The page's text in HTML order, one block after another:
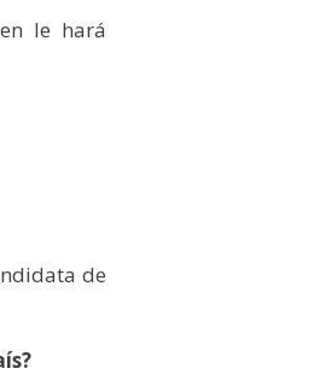
le hará
de